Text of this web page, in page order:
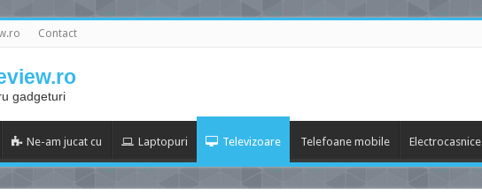
Contact
gadgeturi
Ne-am jucat cu Laptopuri Televizoare Telefoane mobile Electrocasnice